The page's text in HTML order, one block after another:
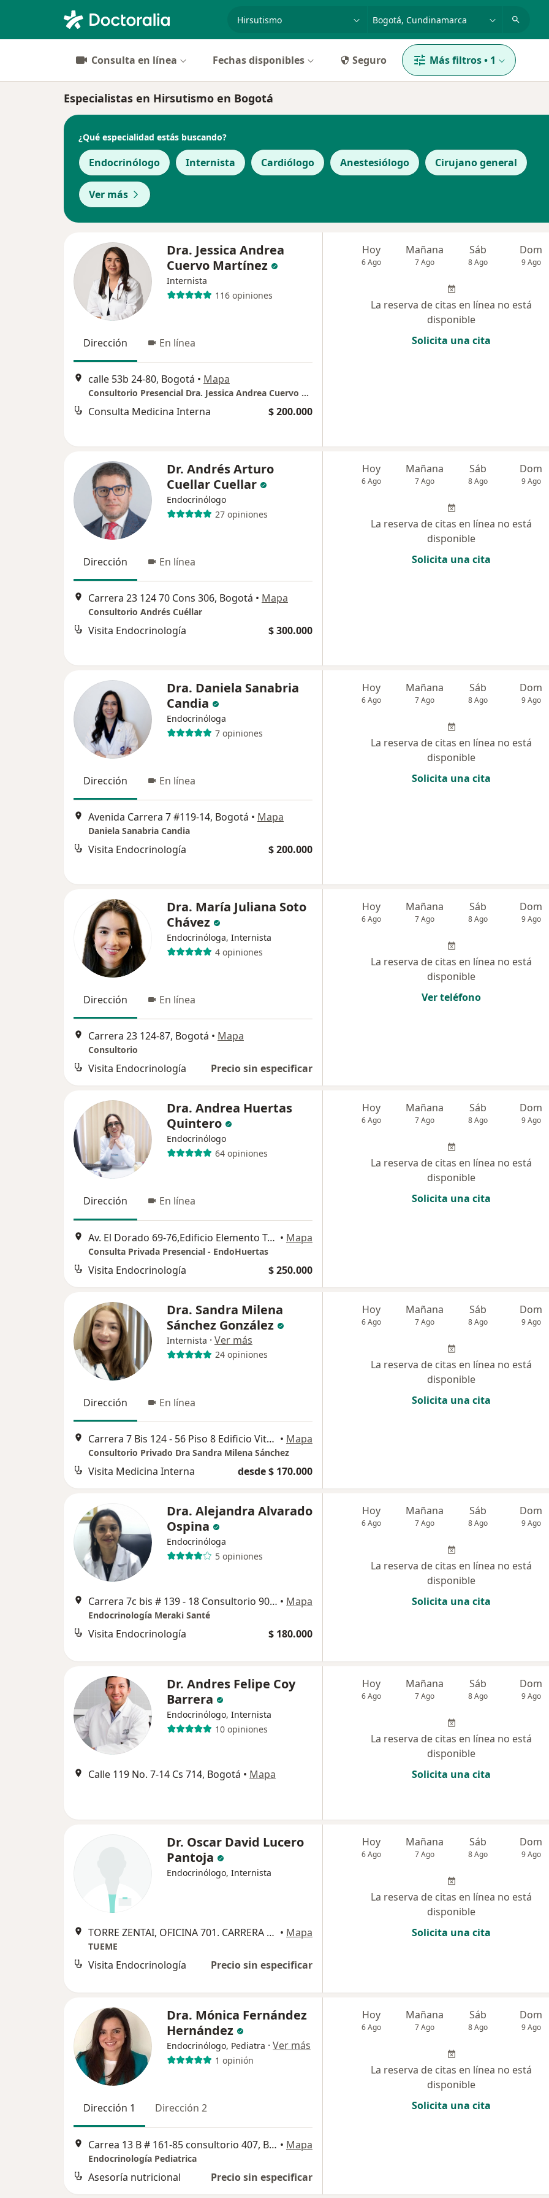
especialidad, enfermedad o nombre
p. ej. Bogotá
Consulta en línea Fechas disponibles Seguro Más filtros• 1
Especialistas en Hirsutismo en Bogotá
¿Qué especialidad estás buscando?
Endocrinólogo Internista Cardiólogo Anestesiólogo Cirujano general
Ver más
Dra. Jessica Andrea
Cuervo Martínez
Internista
116 opiniones
Dirección En línea
calle 53b 24-80, Bogotá • Mapa
Consultorio Presencial Dra. Jessica Andrea Cuervo Martínez
Consulta Medicina Interna $ 200.000
Hoy
6 Ago
Mañana
7 Ago
Sáb
8 Ago
Dom
9 Ago
La reserva de citas en línea no está
disponible
Solicita una cita
Dr. Andrés Arturo
Cuellar Cuellar
Endocrinólogo
27 opiniones
Dirección En línea
Carrera 23 124 70 Cons 306, Bogotá • Mapa
Consultorio Andrés Cuéllar
Visita Endocrinología $ 300.000
Hoy
6 Ago
Mañana
7 Ago
Sáb
8 Ago
Dom
9 Ago
La reserva de citas en línea no está
disponible
Solicita una cita
Dra. Daniela Sanabria
Candia
Endocrinóloga
7 opiniones
Dirección En línea
Avenida Carrera 7 #119-14, Bogotá • Mapa
Daniela Sanabria Candia
Visita Endocrinología $ 200.000
Hoy
6 Ago
Mañana
7 Ago
Sáb
8 Ago
Dom
9 Ago
La reserva de citas en línea no está
disponible
Solicita una cita
Dra. María Juliana Soto
Chávez
Endocrinóloga, Internista
4 opiniones
Dirección En línea
Carrera 23 124-87, Bogotá • Mapa
Consultorio
Visita Endocrinología Precio sin especificar
Hoy
6 Ago
Mañana
7 Ago
Sáb
8 Ago
Dom
9 Ago
La reserva de citas en línea no está
disponible
Ver teléfono
Dra. Andrea Huertas
Quintero
Endocrinólogo
64 opiniones
Dirección En línea
Av. El Dorado 69-76,Edificio Elemento Torre 3 Consultorio 1104, Bogotá • Mapa
Consulta Privada Presencial - EndoHuertas
Visita Endocrinología $ 250.000
Hoy
6 Ago
Mañana
7 Ago
Sáb
8 Ago
Dom
9 Ago
La reserva de citas en línea no está
disponible
Solicita una cita
Dra. Sandra Milena
Sánchez González
Internista · Ver más
24 opiniones
Dirección En línea
Carrera 7 Bis 124 - 56 Piso 8 Edificio Vitale, Bogotá • Mapa
Consultorio Privado Dra Sandra Milena Sánchez
Visita Medicina Interna desde $ 170.000
Hoy
6 Ago
Mañana
7 Ago
Sáb
8 Ago
Dom
9 Ago
La reserva de citas en línea no está
disponible
Solicita una cita
Dra. Alejandra Alvarado
Ospina
Endocrinóloga
5 opiniones
Carrera 7c bis # 139 - 18 Consultorio 906, Bogotá • Mapa
Endocrinología Meraki Santé
Visita Endocrinología $ 180.000
Hoy
6 Ago
Mañana
7 Ago
Sáb
8 Ago
Dom
9 Ago
La reserva de citas en línea no está
disponible
Solicita una cita
Dr. Andres Felipe Coy
Barrera
Endocrinólogo, Internista
10 opiniones
Calle 119 No. 7-14 Cs 714, Bogotá • Mapa
Hoy
6 Ago
Mañana
7 Ago
Sáb
8 Ago
Dom
9 Ago
La reserva de citas en línea no está
disponible
Solicita una cita
Dr. Oscar David Lucero
Pantoja
Endocrinólogo, Internista
TORRE ZENTAI, OFICINA 701. CARRERA 23 # 124-87, Bogotá • Mapa
TUEME
Visita Endocrinología Precio sin especificar
Hoy
6 Ago
Mañana
7 Ago
Sáb
8 Ago
Dom
9 Ago
La reserva de citas en línea no está
disponible
Solicita una cita
Dra. Mónica Fernández
Hernández
Endocrinólogo, Pediatra · Ver más
1 opinión
Dirección 1 Dirección 2
Carrea 13 B # 161-85 consultorio 407, Bogotá • Mapa
Endocrinología Pediatrica
Asesoría nutricional Precio sin especificar
Hoy
6 Ago
Mañana
7 Ago
Sáb
8 Ago
Dom
9 Ago
La reserva de citas en línea no está
disponible
Solicita una cita